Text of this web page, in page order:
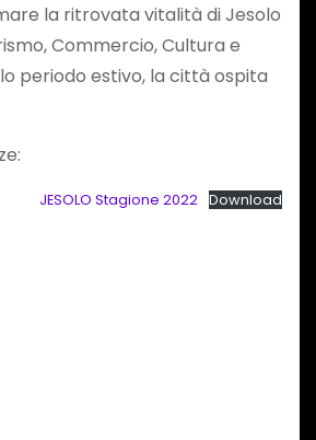
la ritrovata vitalità di Jesolo
Commercio, Cultura e
periodo estivo, la città ospita
JESOLO Stagione 2022 Download